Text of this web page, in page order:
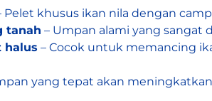
Pelet khusus ikan nila dengan
tanah – Umpan alami yang sangat
halus – Cocok untuk memancing
yang tepat akan